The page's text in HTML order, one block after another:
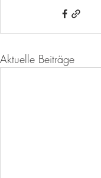
Aktuelle Beiträge